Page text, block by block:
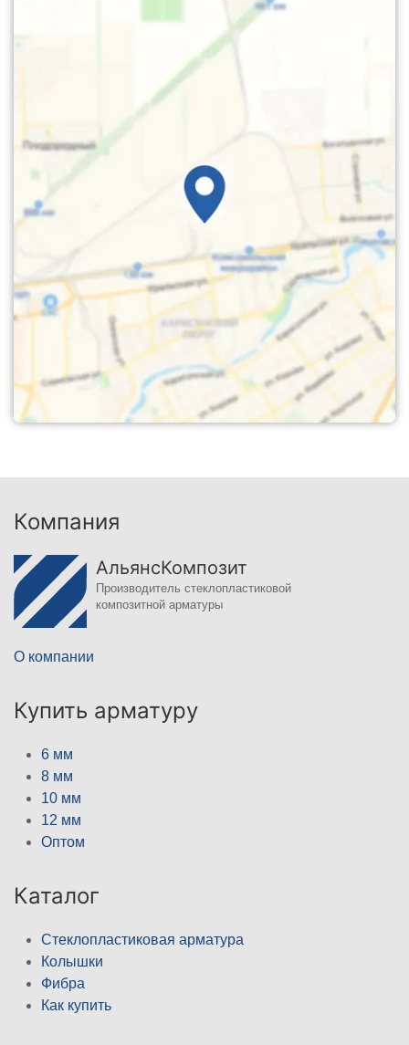
Компания
АльянсКомпозит
Производитель стеклопластиковой
композитной арматуры
О компании
Купить арматуру
6 мм
8 мм
10 мм
12 мм
Оптом
Каталог
Стеклопластиковая арматура
Колышки
Фибра
Как купить